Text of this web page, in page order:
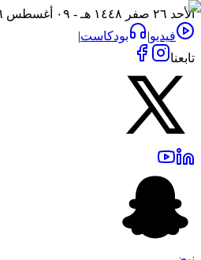
الأحد ٢٦ صفر ١٤٤٨ هـ - ٠٩ أغسطس ٢٠٢٦
فيديو| بودكاست|
تابعنا